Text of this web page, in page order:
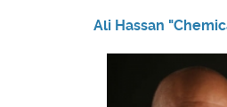
Ali Hassan